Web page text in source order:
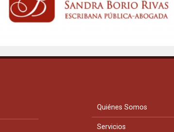
Quiénes Somos
Servicios